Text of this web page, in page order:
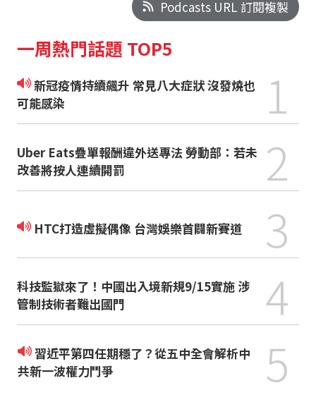
Podcasts URL 訂閱複製
一周熱門話題 TOP5
新冠疫情持續飆升 常見八大症狀 沒發燒也
可能感染
1
Uber Eats疊單報酬違外送專法 勞動部：若未
改善將按人連續開罰
2
HTC打造虛擬偶像 台灣娛樂首闢新賽道 3
科技監獄來了！中國出入境新規9/15實施 涉
管制技術者難出國門
4
習近平第四任期穩了？從五中全會解析中
共新一波權力鬥爭
5